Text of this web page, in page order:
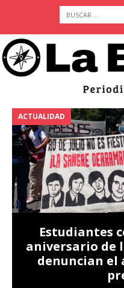
ACTUALIDAD
Estudiantes
aniversario de
denuncian